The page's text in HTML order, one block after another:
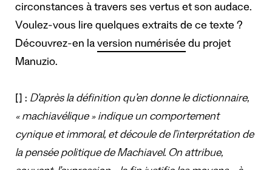
circonstances à travers ses vertus et son audace.
Voulez-vous lire quelques extraits de ce texte ?
Découvrez-en la version numérisée du projet
Manuzio.
[] : D’après la définition qu’en donne le dictionnaire,
« machiavélique » indique un comportement
cynique et immoral, et découle de l’interprétation de
la pensée politique de Machiavel. On attribue,